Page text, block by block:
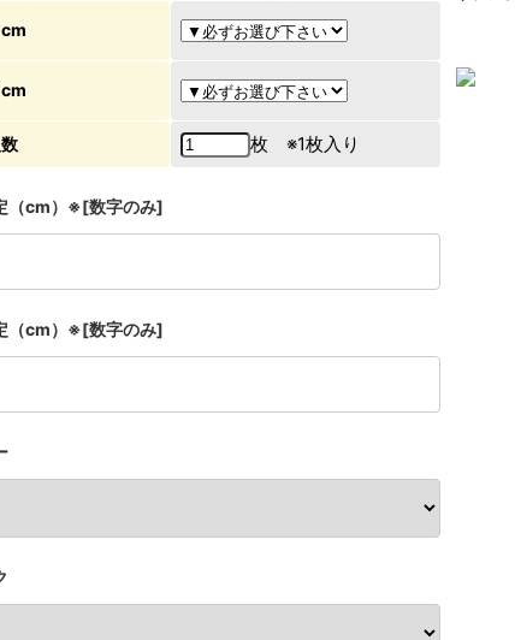
枚 ※1枚入り
（cm）※[数字のみ]
（cm）※[数字のみ]